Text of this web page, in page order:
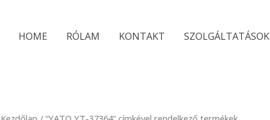
HOME RÓLAM KONTAKT SZOLGÁLTATÁSOK